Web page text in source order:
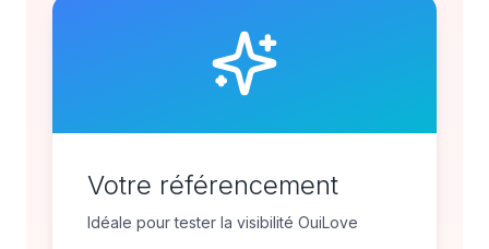
Votre référencement
Idéale pour tester la visibilité OuiLove